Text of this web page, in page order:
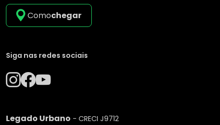
Comochegar
Siga nas redes sociais
Legado Urbano - CRECI J9712